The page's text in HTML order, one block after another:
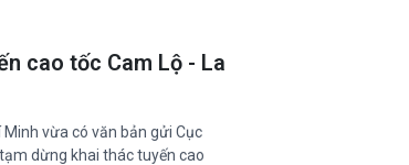
cao tốc Cam Lộ - La
vừa có văn bản gửi Cục
dừng khai thác tuyến cao